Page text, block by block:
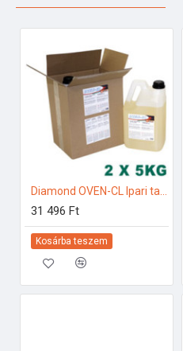
31 496 Ft
Kosárba teszem